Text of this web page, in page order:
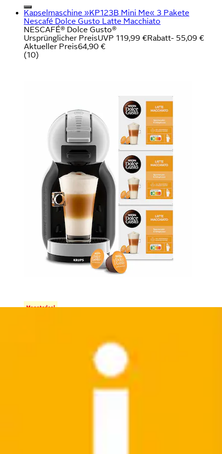
Kapselmaschine »KP123B Mini Me« 3 Pakete
Nescafé Dolce Gusto Latte Macchiato
NESCAFÉ® Dolce Gusto®
Ursprünglicher PreisUVP 119,99 €Rabatt- 55,09 €
Aktueller Preis64,90 €
(10)
NESCAFÉ® Dolce Gusto®
Ursprünglicher PreisUVP 169,99 €
69,90 €